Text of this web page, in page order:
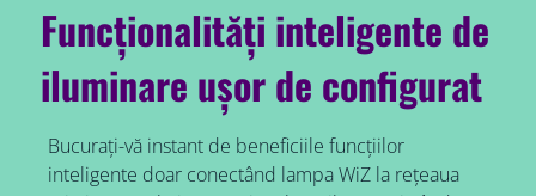
Funcționalități inteligente de
iluminare ușor de configurat
Bucurați-vă instant de beneficiile funcțiilor
inteligente doar conectând lampa WiZ la rețeaua